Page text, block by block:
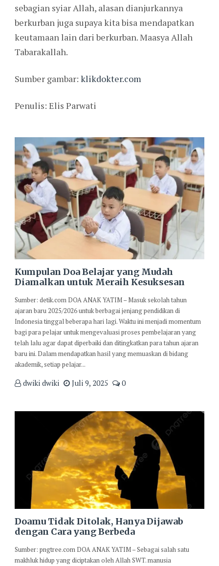
sebagian syiar Allah, alasan dianjurkannya
berkurban juga supaya kita bisa mendapatkan
keutamaan lain dari berkurban. Maasya Allah
Tabarakallah.
Sumber gambar: klikdokter.com
Penulis: Elis Parwati
Kumpulan Doa Belajar yang Mudah
Diamalkan untuk Meraih Kesuksesan
Sumber: detik.com DOA ANAK YATIM – Masuk sekolah tahun
ajaran baru 2025/2026 untuk berbagai jenjang pendidikan di
Indonesia tinggal beberapa hari lagi. Waktu ini menjadi momentum
bagi para pelajar untuk mengevaluasi proses pembelajaran yang
telah lalu agar dapat diperbaiki dan ditingkatkan para tahun ajaran
baru ini. Dalam mendapatkan hasil yang memuaskan di bidang
akademik, setiap pelajar...
dwiki dwiki Juli 9, 2025 0
Doamu Tidak Ditolak, Hanya Dijawab
dengan Cara yang Berbeda
Sumber: pngtree.com DOA ANAK YATIM – Sebagai salah satu
makhluk hidup yang diciptakan oleh Allah SWT. manusia